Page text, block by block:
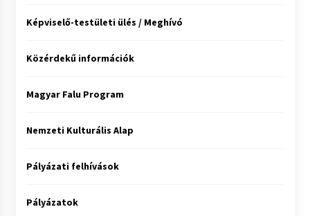
Képviselő-testületi ülés / Meghívó
Közérdekű információk
Magyar Falu Program
Nemzeti Kulturális Alap
Pályázati felhívások
Pályázatok